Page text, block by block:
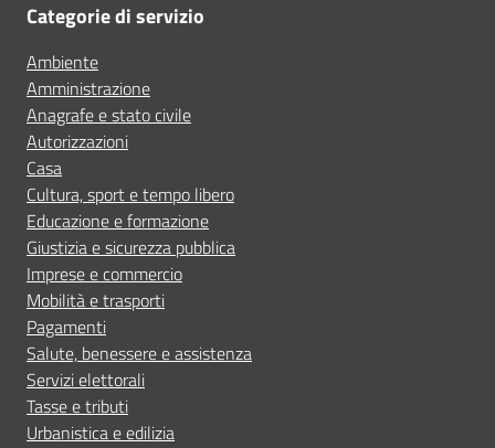
Categorie di servizio
Ambiente
Amministrazione
Anagrafe e stato civile
Autorizzazioni
Casa
Cultura, sport e tempo libero
Educazione e formazione
Giustizia e sicurezza pubblica
Imprese e commercio
Mobilità e trasporti
Pagamenti
Salute, benessere e assistenza
Servizi elettorali
Tasse e tributi
Urbanistica e edilizia